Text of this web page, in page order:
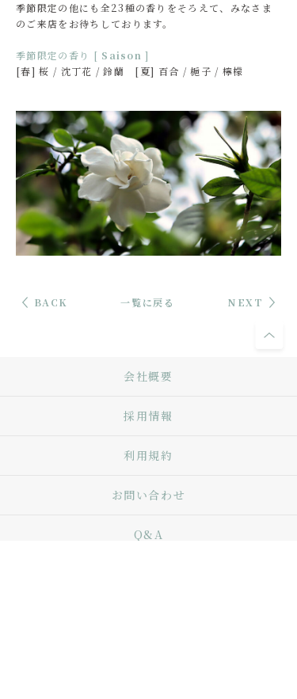
季節限定の他にも全23種の香りをそろえて、みなさま
のご来店をお待ちしております。
季節限定の香り [ Saison ]
[春] 桜 / 沈丁花 / 鈴蘭 [夏] 百合 / 梔子 / 檸檬
BACK 一覧に戻る NEXT
会社概要
採用情報
利用規約
お問い合わせ
Q&A